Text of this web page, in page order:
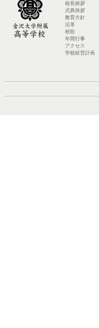
校長挨拶
式典挨拶
教育方針
沿革
校歌
年間行事
アクセス
学校経営計画